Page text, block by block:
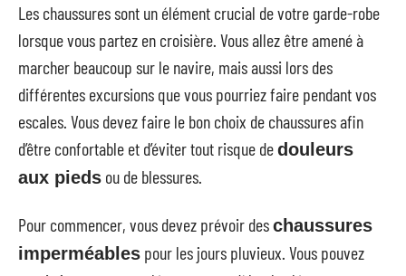
Les chaussures sont un élément crucial de votre garde-robe
lorsque vous partez en croisière. Vous allez être amené à
marcher beaucoup sur le navire, mais aussi lors des
différentes excursions que vous pourriez faire pendant vos
escales. Vous devez faire le bon choix de chaussures afin
d’être confortable et d’éviter tout risque dedouleurs
aux pieds ou de blessures.
Pour commencer, vous devez prévoir deschaussures
imperméables pour les jours pluvieux. Vous pouvez